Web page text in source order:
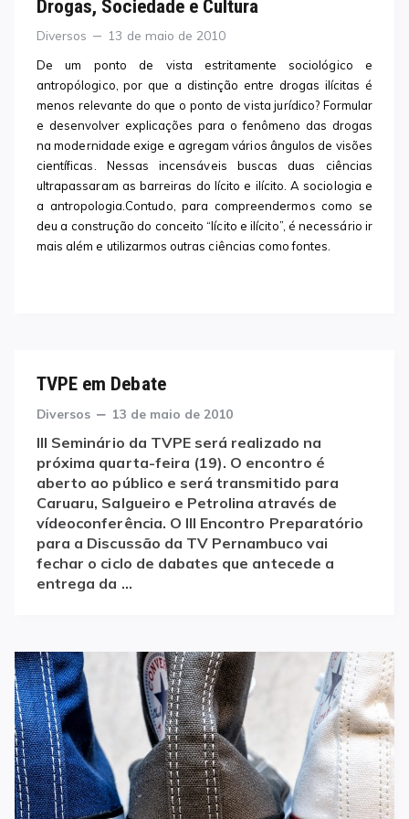
Drogas, Sociedade e Cultura
Categories
Diversos
Posted
13 de maio de 2010
De um ponto de vista estritamente sociológico e
antropólogico, por que a distinção entre drogas ilícitas é
menos relevante do que o ponto de vista jurídico? Formular
e desenvolver explicações para o fenômeno das drogas
na modernidade exige e agregam vários ângulos de visões
científicas. Nessas incensáveis buscas duas ciências
ultrapassaram as barreiras do lícito e ilícito. A sociologia e
a antropologia.Contudo, para compreendermos como se
deu a construção do conceito “lícito e ilícito”, é necessário ir
mais além e utilizarmos outras ciências como fontes.
TVPE em Debate
Categories
Diversos
Posted
13 de maio de 2010
III Seminário da TVPE será realizado na
próxima quarta-feira (19). O encontro é
aberto ao público e será transmitido para
Caruaru, Salgueiro e Petrolina através de
vídeoconferência. O III Encontro Preparatório
para a Discussão da TV Pernambuco vai
fechar o ciclo de dabates que antecede a
entrega da …